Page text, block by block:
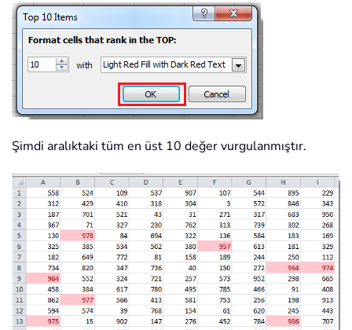
Şimdi aralıktaki tüm en üst 10 değer vurgulanmıştır.